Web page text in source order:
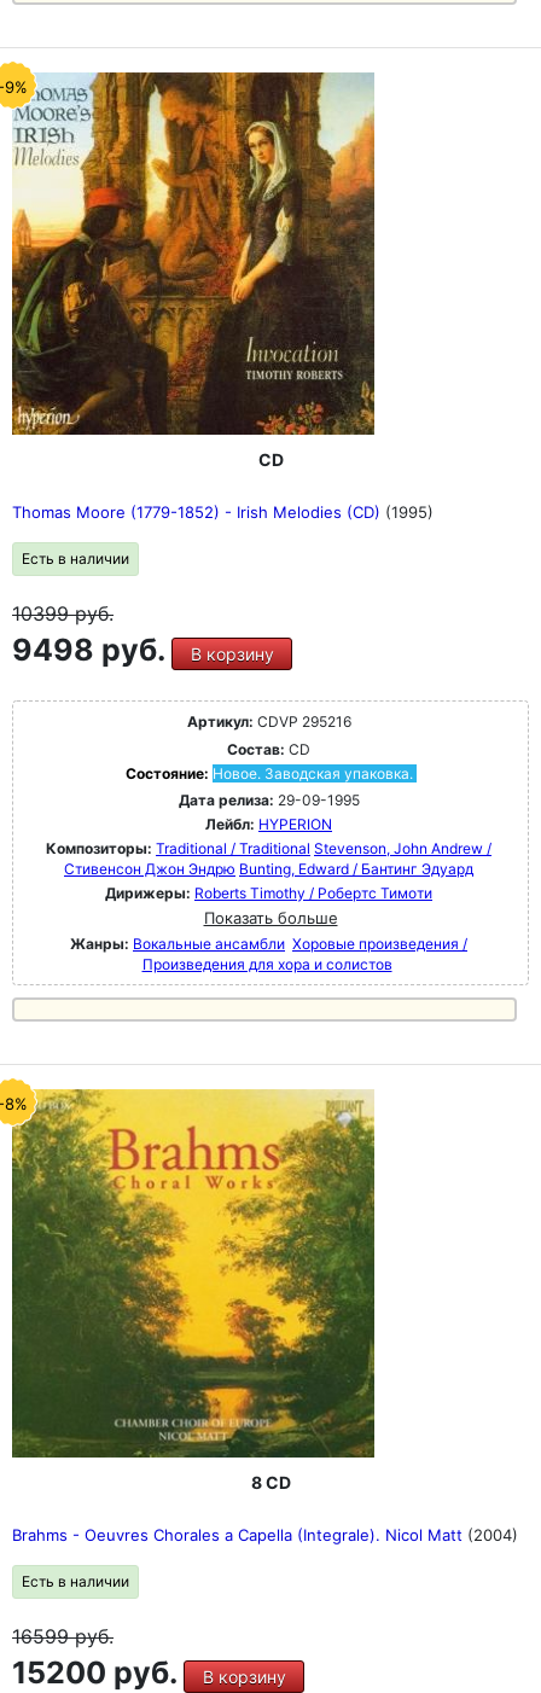
9%
CD
Thomas Moore (1779-1852) - Irish Melodies (CD) (1995)
Есть в наличии
10399руб.
9498 руб. В корзину
Артикул: CDVP 295216
Состав: CD
Состояние: Новое. Заводская упаковка.
Дата релиза: 29-09-1995
Лейбл: HYPERION
Композиторы: Traditional / Traditional Stevenson, John Andrew /
Стивенсон Джон Эндрю Bunting, Edward / Бантинг Эдуард
Дирижеры: Roberts Timothy / Робертс Тимоти
Показать больше
Жанры: Вокальные ансамбли Хоровые произведения /
Произведения для хора и солистов
8%
8 CD
Brahms - Oeuvres Chorales a Capella (Integrale). Nicol Matt (2004)
Есть в наличии
16599руб.
15200 руб. В корзину